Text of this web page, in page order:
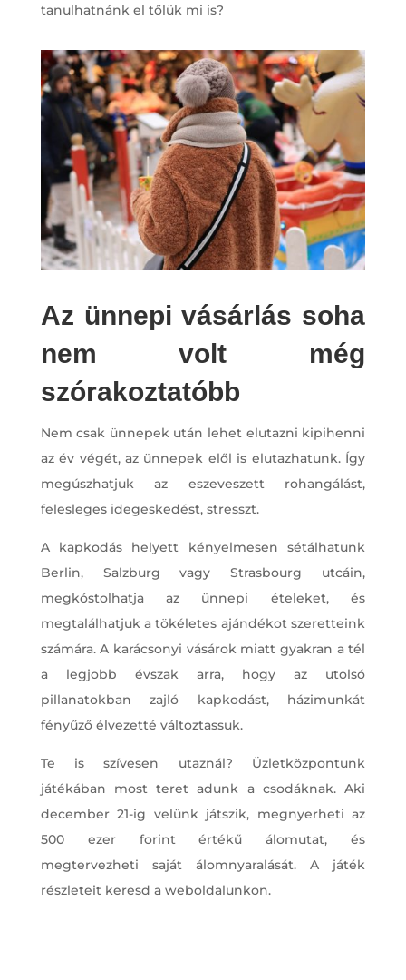
tanulhatnánk el tőlük mi is?
Az ünnepi vásárlás soha
nem volt még
szórakoztatóbb
Nem csak ünnepek után lehet elutazni kipihenni
az év végét, az ünnepek elől is elutazhatunk. Így
megúszhatjuk az eszeveszett rohangálást,
felesleges idegeskedést, stresszt.
A kapkodás helyett kényelmesen sétálhatunk
Berlin, Salzburg vagy Strasbourg utcáin,
megkóstolhatja az ünnepi ételeket, és
megtalálhatjuk a tökéletes ajándékot szeretteink
számára. A karácsonyi vásárok miatt gyakran a tél
a legjobb évszak arra, hogy az utolsó
pillanatokban zajló kapkodást, házimunkát
fényűző élvezetté változtassuk.
Te is szívesen utaznál? Üzletközpontunk
játékában most teret adunk a csodáknak. Aki
december 21-ig velünk játszik, megnyerheti az
500 ezer forint értékű álomutat, és
megtervezheti saját álomnyaralását. A játék
részleteit keresd a weboldalunkon.